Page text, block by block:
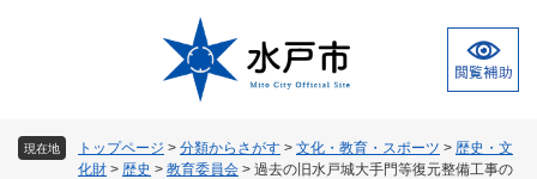
現在地 トップページ > 分類からさがす > 文化・教育・スポーツ > 歴史・文
化財 > 歴史 > 教育委員会 > 過去の旧水戸城大手門等復元整備工事の